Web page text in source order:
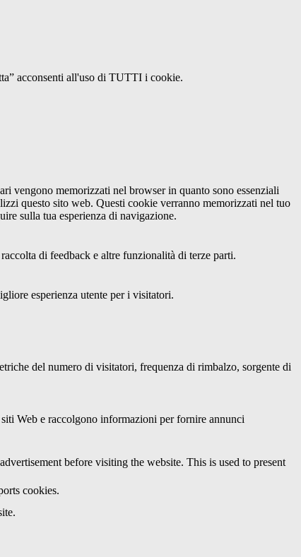
acconsenti all'uso di TUTTI i cookie.
vengono memorizzati nel browser in quanto sono essenziali
questo sito web. Questi cookie verranno memorizzati nel tuo
sulla tua esperienza di navigazione.
di feedback e altre funzionalità di terze parti.
esperienza utente per i visitatori.
del numero di visitatori, frequenza di rimbalzo, sorgente di
Web e raccolgono informazioni per fornire annunci
before visiting the website. This is used to present
cookies.